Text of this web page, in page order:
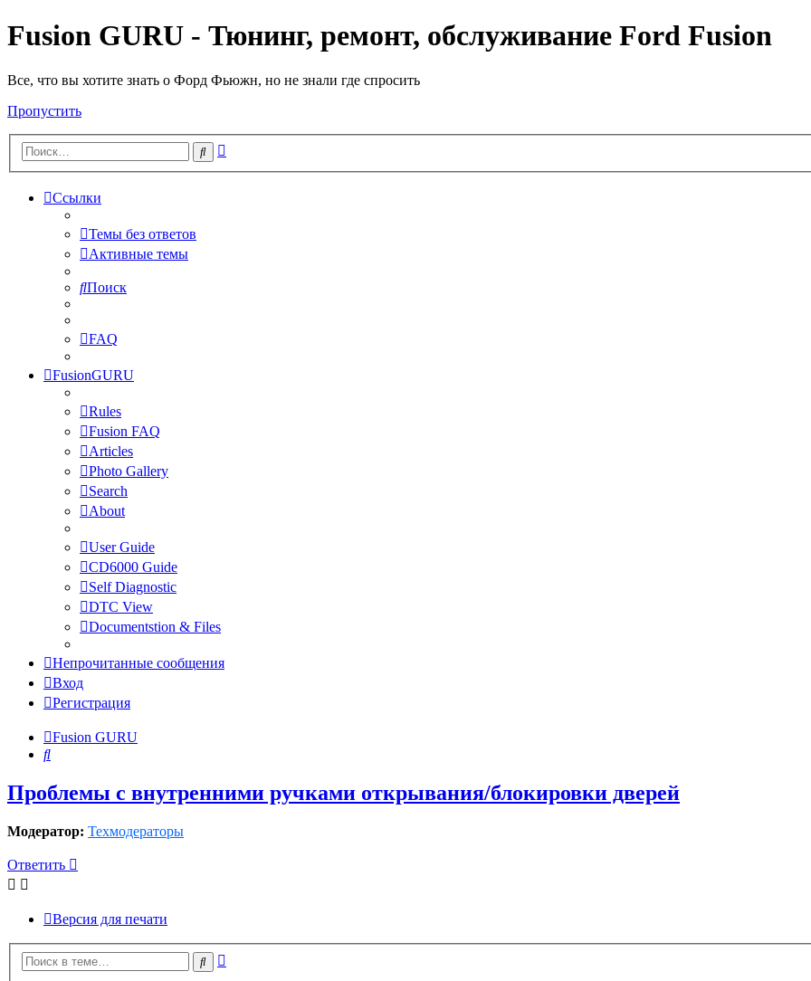
Fusion GURU - Тюнинг, ремонт, обслуживание Ford Fusion
Все, что вы хотите знать о Форд Фьюжн, но не знали где спросить
Пропустить
Поиск
Ссылки
Темы без ответов
Активные темы
Поиск
FAQ
FusionGURU
Rules
Fusion FAQ
Articles
Photo Gallery
Search
About
User Guide
CD6000 Guide
Self Diagnostic
DTC View
Documentstion & Files
Непрочитанные сообщения
Вход
Регистрация
Fusion GURU
Поиск
Проблемы с внутренними ручками открывания/блокировки дверей
Модератор: Техмодераторы
Ответить
Версия для печати
Поиск